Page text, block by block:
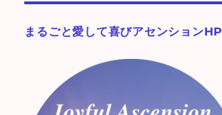
まるごと愛して喜びアセンションHP